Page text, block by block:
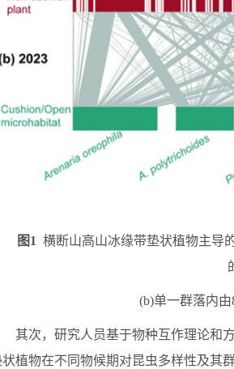
图1 横断山高山冰缘带垫状植物主导
(b)单一群落内由
其次，研究人员基于物种互作理论和
状植物在不同物候期对昆虫多样性及其